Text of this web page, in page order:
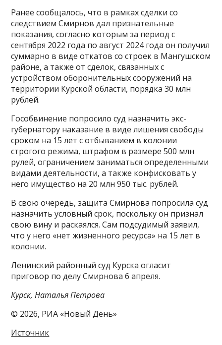
Ранее сообщалось, что в рамках сделки со
следствием Смирнов дал признательные
показания, согласно которым за период с
сентября 2022 года по август 2024 года он получил
суммарно в виде откатов со строек в Мангушском
районе, а также от сделок, связанных с
устройством оборонительных сооружений на
территории Курской области, порядка 30 млн
рублей.
Гособвинение попросило суд назначить экс-
губернатору наказание в виде лишения свободы
сроком на 15 лет с отбыванием в колонии
строгого режима, штрафом в размере 500 млн
рулей, ограничением заниматься определенными
видами деятельности, а также конфисковать у
него имущество на 20 млн 950 тыс. рублей.
В свою очередь, защита Смирнова попросила суд
назначить условный срок, поскольку он признал
свою вину и раскаялся. Сам подсудимый заявил,
что у него «нет жизненного ресурса» на 15 лет в
колонии.
Ленинский районный суд Курска огласит
приговор по делу Смирнова 6 апреля.
Курск, Наталья Петрова
© 2026, РИА «Новый День»
Источник